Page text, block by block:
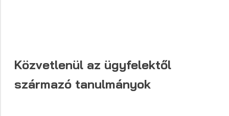
Közvetlenül az ügyfelektől
származó tanulmányok